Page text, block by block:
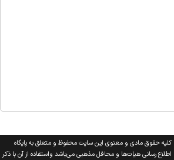
کلیه حقوق مادی و معنوی این سایت محفوظ و متعلق به پایگاه
اطلاع رسانی هیات‌ها و محافل مذهبی می‌باشد واستفاده از آن با ذکر